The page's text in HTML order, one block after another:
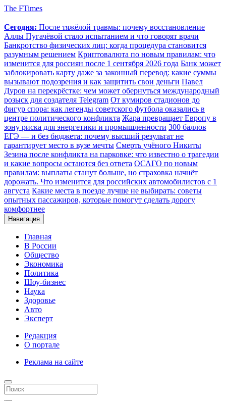
The FTimes
Сегодня: После тяжёлой травмы: почему восстановление
Аллы Пугачёвой стало испытанием и что говорят врачи
Банкротство физических лиц: когда процедура становится
разумным решением Криптовалюта по новым правилам: что
изменится для россиян после 1 сентября 2026 года Банк может
заблокировать карту даже за законный перевод: какие суммы
вызывают подозрения и как защитить свои деньги Павел
Дуров на перекрёстке: чем может обернуться международный
розыск для создателя Telegram От кумиров стадионов до
фигур спора: как легенды советского футбола оказались в
центре политического конфликта Жара превращает Европу в
зону риска для энергетики и промышленности 300 баллов
ЕГЭ — и без бюджета: почему высший результат не
гарантирует место в вузе мечты Смерть учёного Никиты
Зезина после конфликта на парковке: что известно о трагедии
и какие вопросы остаются без ответа ОСАГО по новым
правилам: выплаты станут больше, но страховка начнёт
дорожать. Что изменится для российских автомобилистов с 1
августа Какие места в поезде лучше не выбирать: советы
опытных пассажиров, которые помогут сделать дорогу
комфортнее
Навигация
Главная
В России
Общество
Экономика
Политика
Шоу-бизнес
Наука
Здоровье
Авто
Эксперт
Редакция
О портале
Реклама на сайте